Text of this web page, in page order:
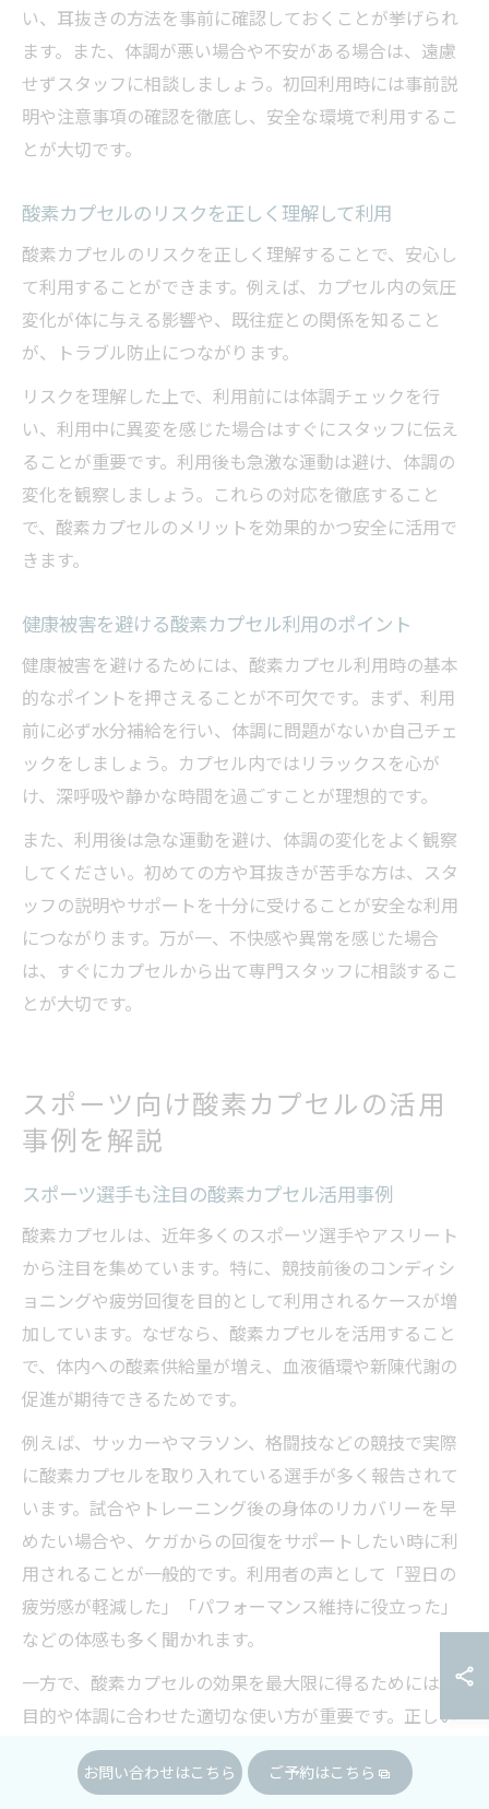
い、耳抜きの方法を事前に確認しておくことが挙げられ
ます。また、体調が悪い場合や不安がある場合は、遠慮
せずスタッフに相談しましょう。初回利用時には事前説
明や注意事項の確認を徹底し、安全な環境で利用するこ
とが大切です。
酸素カプセルのリスクを正しく理解して利用
酸素カプセルのリスクを正しく理解することで、安心し
て利用することができます。例えば、カプセル内の気圧
変化が体に与える影響や、既往症との関係を知ること
が、トラブル防止につながります。
リスクを理解した上で、利用前には体調チェックを行
い、利用中に異変を感じた場合はすぐにスタッフに伝え
ることが重要です。利用後も急激な運動は避け、体調の
変化を観察しましょう。これらの対応を徹底すること
で、酸素カプセルのメリットを効果的かつ安全に活用で
きます。
健康被害を避ける酸素カプセル利用のポイント
健康被害を避けるためには、酸素カプセル利用時の基本
的なポイントを押さえることが不可欠です。まず、利用
前に必ず水分補給を行い、体調に問題がないか自己チェ
ックをしましょう。カプセル内ではリラックスを心が
け、深呼吸や静かな時間を過ごすことが理想的です。
また、利用後は急な運動を避け、体調の変化をよく観察
してください。初めての方や耳抜きが苦手な方は、スタ
ッフの説明やサポートを十分に受けることが安全な利用
につながります。万が一、不快感や異常を感じた場合
は、すぐにカプセルから出て専門スタッフに相談するこ
とが大切です。
スポーツ向け酸素カプセルの活用
事例を解説
スポーツ選手も注目の酸素カプセル活用事例
酸素カプセルは、近年多くのスポーツ選手やアスリート
から注目を集めています。特に、競技前後のコンディシ
ョニングや疲労回復を目的として利用されるケースが増
加しています。なぜなら、酸素カプセルを活用すること
で、体内への酸素供給量が増え、血液循環や新陳代謝の
促進が期待できるためです。
例えば、サッカーやマラソン、格闘技などの競技で実際
に酸素カプセルを取り入れている選手が多く報告されて
います。試合やトレーニング後の身体のリカバリーを早
めたい場合や、ケガからの回復をサポートしたい時に利
用されることが一般的です。利用者の声として「翌日の
疲労感が軽減した」「パフォーマンス維持に役立った」
などの体感も多く聞かれます。
一方で、酸素カプセルの効果を最大限に得るためには、
目的や体調に合わせた適切な使い方が重要です。正しい
知識を持って活用することで、スポーツ現場におけるリ
スク管理や安全性の確保にもつながります。
お問い合わせはこちら ご予約はこちら